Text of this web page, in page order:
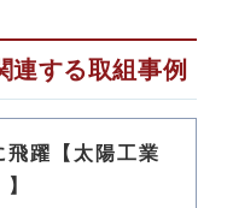
連する取組事例
飛躍【太陽工業